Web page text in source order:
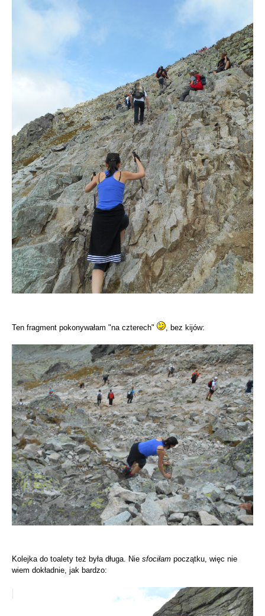
Ten fragment pokonywałam "na czterech" , bez kijów:
Kolejka do toalety też była długa. Nie sfociłam początku, więc nie
wiem dokładnie, jak bardzo: